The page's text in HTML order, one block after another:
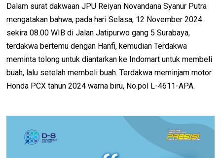
Dalam surat dakwaan JPU Reiyan Novandana Syanur Putra
mengatakan bahwa, pada hari Selasa, 12 November 2024
sekira 08.00 WIB di Jalan Jatipurwo gang 5 Surabaya,
terdakwa bertemu dengan Hanfi, kemudian Terdakwa
meminta tolong untuk diantarkan ke Indomart untuk membeli
buah, lalu setelah membeli buah. Terdakwa meminjam motor
Honda PCX tahun 2024 warna biru, No.pol L-4611-APA.